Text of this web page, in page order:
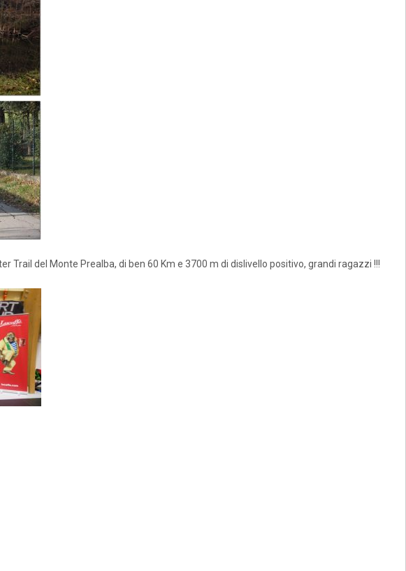
del Monte Prealba, di ben 60 Km e 3700 m di dislivello positivo, grandi ragazzi !!!